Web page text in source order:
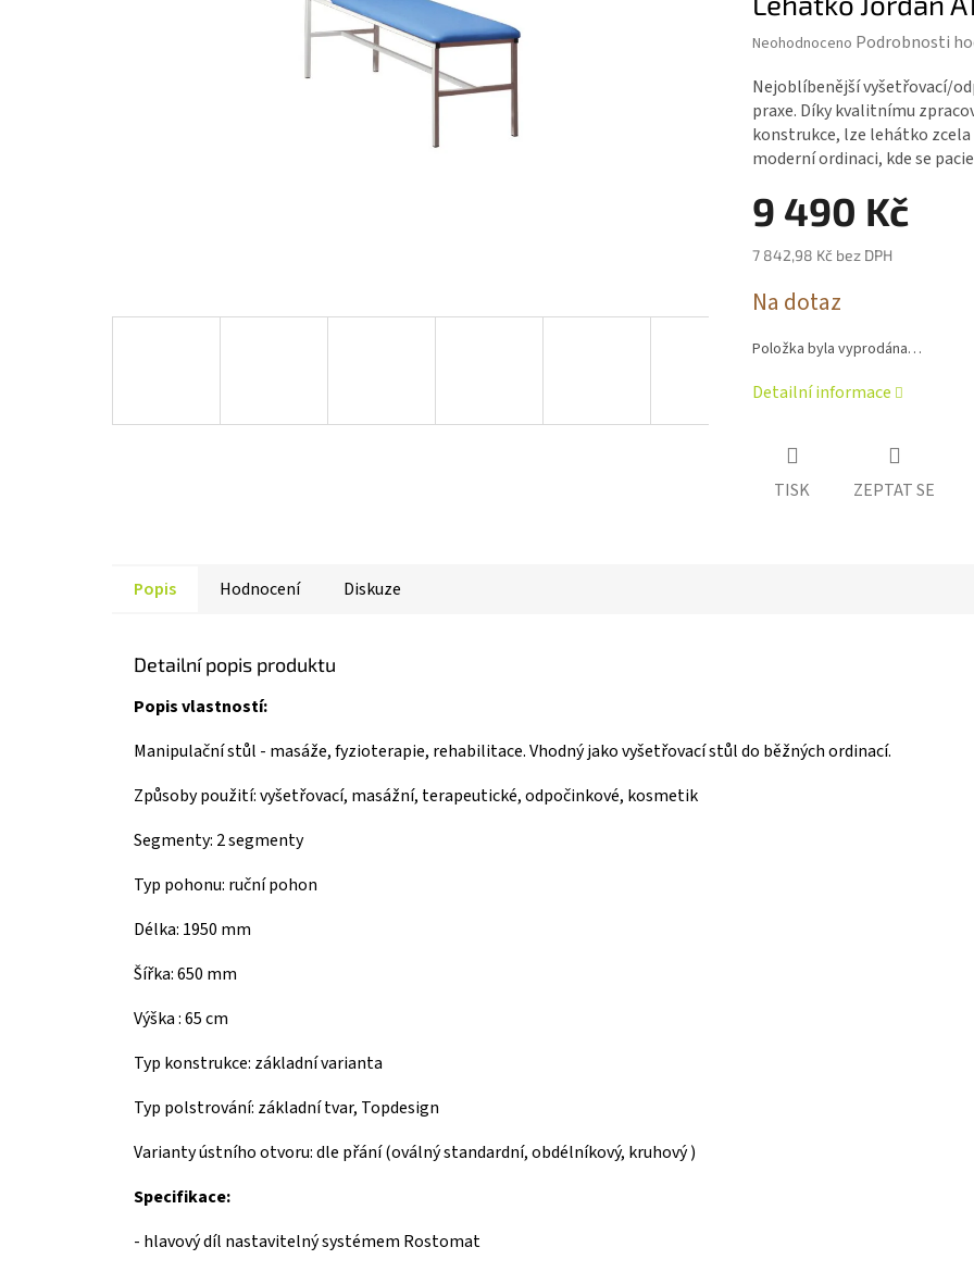
Průměrné
produktu
0,0
z 5
hvězdiček.
Neohodnoceno Podrobnosti
Nejoblíbenější vyšetřovací/
praxe. Díky kvalitnímu
konstrukce, lze lehátko
moderní ordinaci, kde se
9 490 Kč
7 842,98 Kč bez DPH
cena:
Na dotaz
Položka byla vyprodána…
Detailní informace
TISK ZEPTAT SE
Popis Hodnocení Diskuze
Detailní popis produktu
Popis vlastností:
Manipulační stůl - masáže, fyzioterapie, rehabilitace. Vhodný jako vyšetřovací stůl do běžných ordinací.
Způsoby použití: vyšetřovací, masážní, terapeutické, odpočinkové, kosmetik
Segmenty: 2 segmenty
Typ pohonu: ruční pohon
Délka: 1950 mm
Šířka: 650 mm
Výška : 65 cm
Typ konstrukce: základní varianta
Typ polstrování: základní tvar, Topdesign
Varianty ústního otvoru: dle přání (oválný standardní, obdélníkový, kruhový )
Specifikace:
- hlavový díl nastavitelný systémem Rostomat